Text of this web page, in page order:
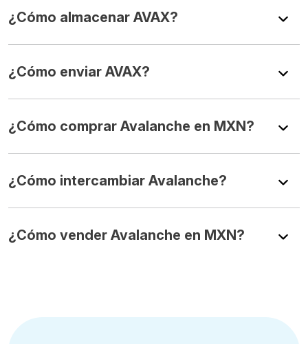
¿Cómo almacenar AVAX?
¿Cómo enviar AVAX?
¿Cómo comprar Avalanche en MXN?
¿Cómo intercambiar Avalanche?
¿Cómo vender Avalanche en MXN?